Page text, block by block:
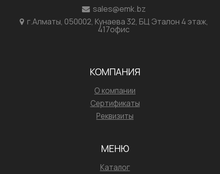
sales@emk.bz
г.Алматы, 050002, Кунаева 32, БЦ Эталон 4 этаж,
417офис
КОМПАНИЯ
О компании
Сертификаты
Реквизиты
МЕНЮ
Каталог